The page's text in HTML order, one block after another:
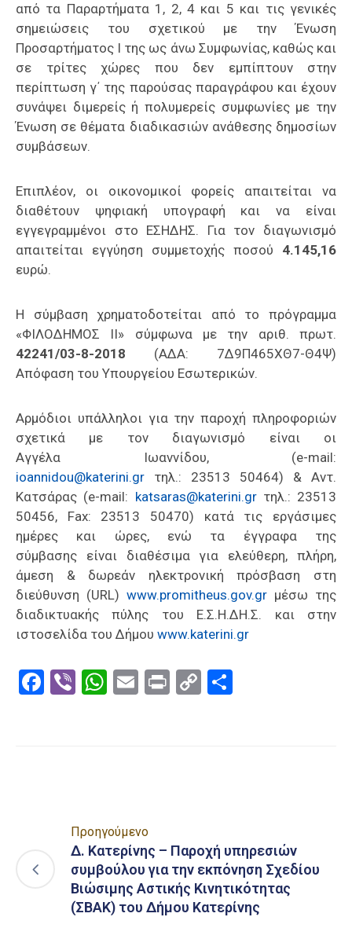
από τα Παραρτήματα 1, 2, 4 και 5 και τις γενικές
σημειώσεις του σχετικού με την Ένωση
Προσαρτήματος I της ως άνω Συμφωνίας, καθώς και
σε τρίτες χώρες που δεν εμπίπτουν στην
περίπτωση γ΄ της παρούσας παραγράφου και έχουν
συνάψει διμερείς ή πολυμερείς συμφωνίες με την
Ένωση σε θέματα διαδικασιών ανάθεσης δημοσίων
συμβάσεων.
Επιπλέον, οι οικονομικοί φορείς απαιτείται να
διαθέτουν ψηφιακή υπογραφή και να είναι
εγγεγραμμένοι στο ΕΣΗΔΗΣ. Για τον διαγωνισμό
απαιτείται εγγύηση συμμετοχής ποσού 4.145,16
ευρώ.
Η σύμβαση χρηματοδοτείται από το πρόγραμμα
«ΦΙΛΟΔΗΜΟΣ ΙΙ» σύμφωνα με την αριθ. πρωτ.
42241/03-8-2018 (ΑΔΑ: 7Δ9Π465ΧΘ7-Θ4Ψ)
Απόφαση του Υπουργείου Εσωτερικών.
Αρμόδιοι υπάλληλοι για την παροχή πληροφοριών
σχετικά με τον διαγωνισμό είναι οι
Αγγέλα Ιωαννίδου, (e-mail:
ioannidou@katerini.gr τηλ.: 23513 50464) & Αντ.
Κατσάρας (e-mail: katsaras@katerini.grτηλ.: 23513
50456, Fax: 23513 50470) κατά τις εργάσιμες
ημέρες και ώρες, ενώ τα έγγραφα της
σύμβασης είναι διαθέσιμα για ελεύθερη, πλήρη,
άμεση & δωρεάν ηλεκτρονική πρόσβαση στη
διεύθυνση (URL) www.promitheus.gov.gr μέσω της
διαδικτυακής πύλης του Ε.Σ.Η.ΔΗ.Σ. και στην
ιστοσελίδα του Δήμου www.katerini.gr
Facebook
ViberWhatsApp
EmailPrintCopy
Προηγούμενο
Δ. Κατερίνης – Παροχή υπηρεσιών
συμβούλου για την εκπόνηση Σχεδίου
Βιώσιμης Αστικής Κινητικότητας
(ΣΒΑΚ) του Δήμου Κατερίνης